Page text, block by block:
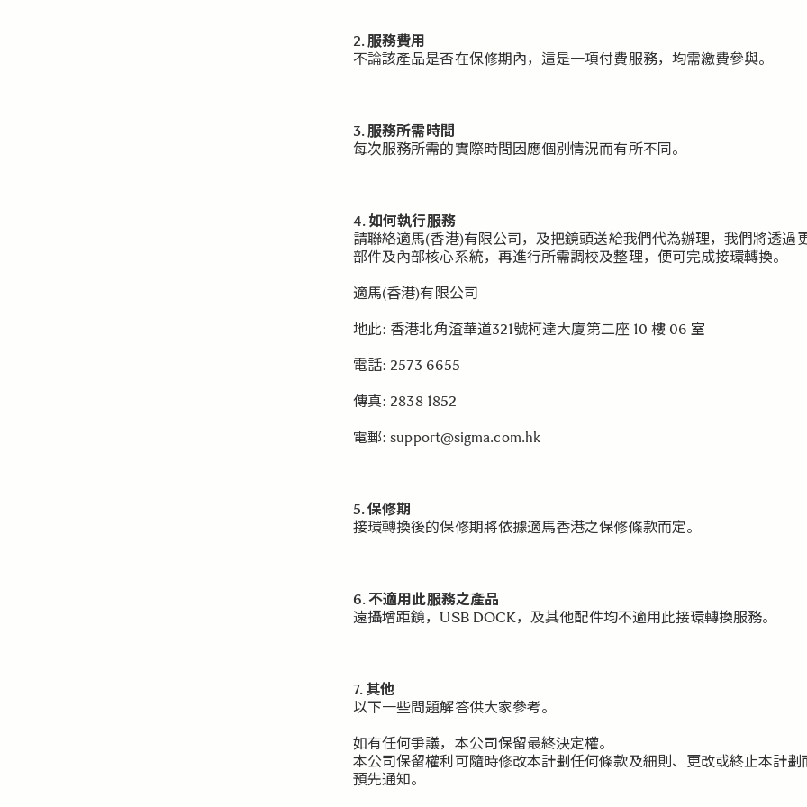
2. 服務費用
不論該產品是否在保修期內，這是一項付費服務，均需繳費參與。
3. 服務所需時間
每次服務所需的實際時間因應個別情況而有所不同。
4. 如何執行服務
請聯絡適馬(香港)有限公司，及把鏡頭送給我們代為辦理，我們將透過
部件及內部核心系統，再進行所需調校及整理，便可完成接環轉換。
適馬(香港)有限公司
地此: 香港北角渣華道321號柯達大廈第二座 10 樓 06 室
電話: 2573 6655
傳真: 2838 1852
電郵: support@sigma.com.hk
5. 保修期
接環轉換後的保修期將依據適馬香港之保修條款而定。
6. 不適用此服務之產品
遠攝增距鏡，USB DOCK，及其他配件均不適用此接環轉換服務。
7. 其他
以下一些問題解答供大家參考。
如有任何爭議，本公司保留最終決定權。
本公司保留權利可隨時修改本計劃任何條款及細則、更改或終止本計劃
預先通知。